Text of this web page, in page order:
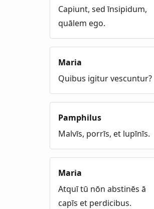
Capiunt, sed īnsipidum,
quālem ego.
Maria
Quibus igitur vescuntur?
Pamphilus
Malvīs, porrīs, et lupīnīs.
Maria
Atquī tū nōn abstinēs ā
capīs et perdicibus.